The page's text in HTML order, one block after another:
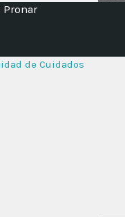
Pronar